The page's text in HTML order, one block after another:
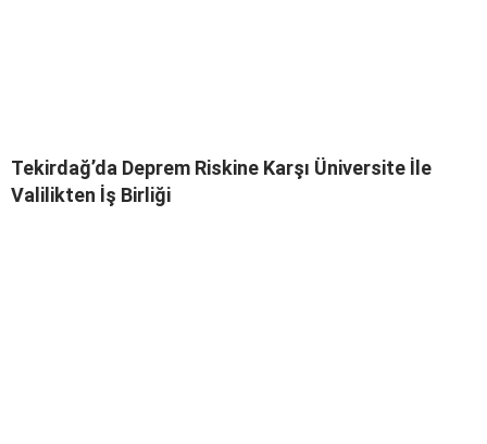
Tekirdağ’da Deprem Riskine Karşı Üniversite İle
Valilikten İş Birliği